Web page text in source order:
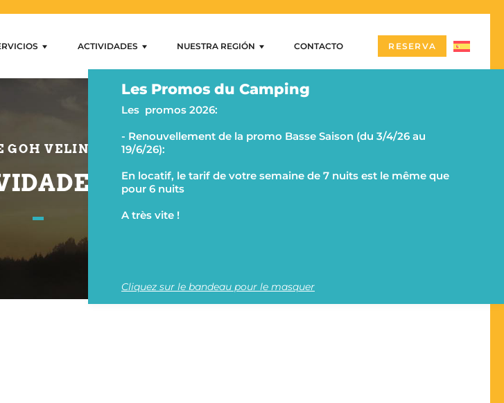
Les Promos du Camping
Les promos 2026:
- Renouvellement de la promo Basse Saison (du 3/4/26 au
19/6/26):
En locatif, le tarif de votre semaine de 7 nuits est le même que
pour 6 nuits
A très vite !
Cliquez sur le bandeau pour le masquer
y préstamo
ACTIVIDADES
Actividades
Nadar y relajarse
Actividades en el camping
Pesca y actividades acuáticas
NUESTRA REGIÓN
Nuestra región
Arzón – Puerto Navalo
Morbihan y la península de Rhuys en camping
Vannes
CONTACTO RESERVA
GOH VELIN
ACUÁTICAS